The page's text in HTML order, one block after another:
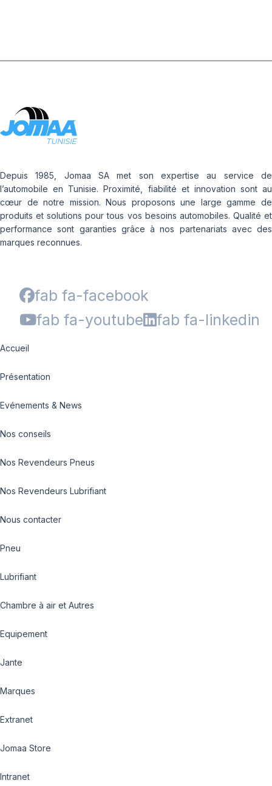
Depuis 1985, Jomaa SA met son expertise au service de
l’automobile en Tunisie. Proximité, fiabilité et innovation sont au
cœur de notre mission. Nous proposons une large gamme de
produits et solutions pour tous vos besoins automobiles. Qualité et
performance sont garanties grâce à nos partenariats avec des
marques reconnues.
fab fa-facebook
fab fa-youtube
fab fa-linkedin
Accueil
Présentation
Evénements & News
Nos conseils
Nos Revendeurs Pneus
Nos Revendeurs Lubrifiant
Nous contacter
Pneu
Lubrifiant
Chambre à air et Autres
Equipement
Jante
Marques
Extranet
Jomaa Store
Intranet